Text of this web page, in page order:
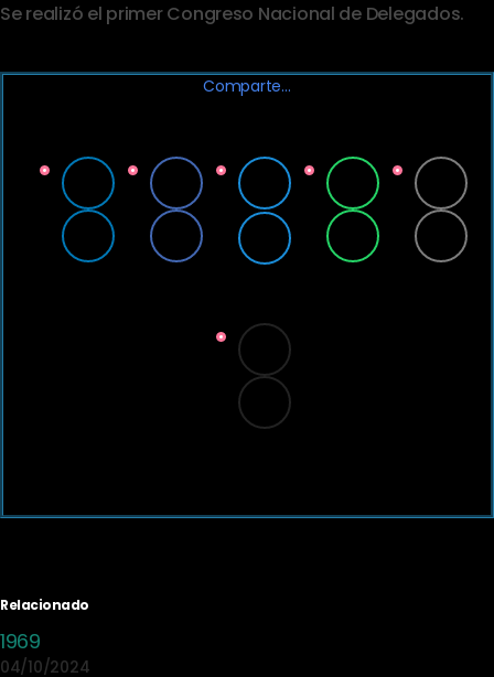
Se realizó el primer Congreso Nacional de Delegados.
Comparte…
Relacionado
1969
04/10/2024